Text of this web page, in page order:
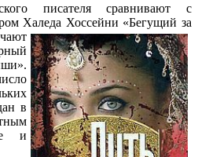
писателя сравнивают с
Халеда Хоссейни «Бегущий за
в
и